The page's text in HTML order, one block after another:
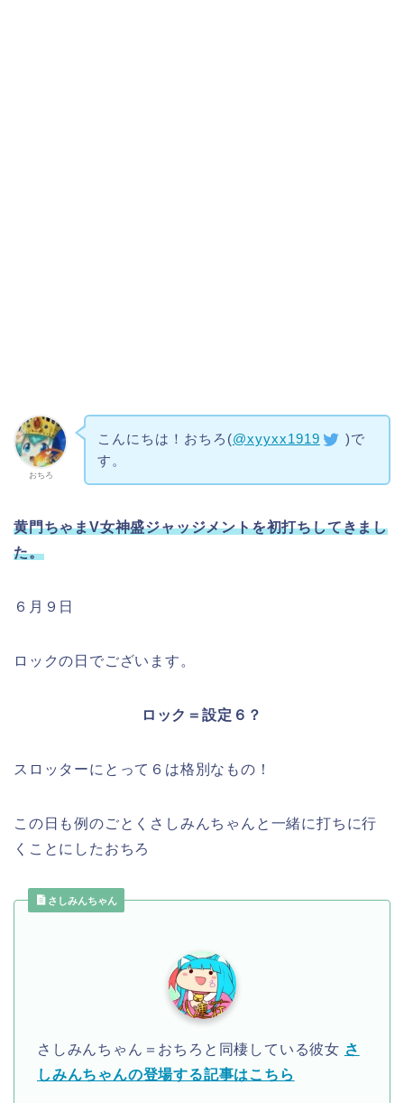
おちろ
こんにちは！おちろ(@xyyxx1919
)で
す。
黄門ちゃまV女神盛ジャッジメントを初打ちしてきまし
た。
６月９日
ロックの日でございます。
ロック＝設定６？
スロッターにとって６は格別なもの！
この日も例のごとくさしみんちゃんと一緒に打ちに行
くことにしたおちろ
さしみんちゃん
さしみんちゃん＝おちろと同棲している彼女 さ
しみんちゃんの登場する記事はこちら